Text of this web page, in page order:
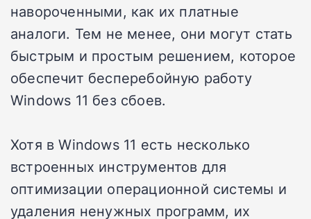
навороченными, как их платные
аналоги. Тем не менее, они могут стать
быстрым и простым решением, которое
обеспечит бесперебойную работу
Windows 11 без сбоев.
Хотя в Windows 11 есть несколько
встроенных инструментов для
оптимизации операционной системы и
удаления ненужных программ, их